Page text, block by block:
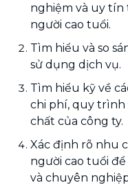
nghiệm và uy tín
người cao tuổi.
Tìm hiểu và so
sử dụng dịch vụ.
Tìm hiểu kỹ về
chi phí, quy trình
chất của công ty.
Xác định rõ nhu
người cao tuổi
và chuyên